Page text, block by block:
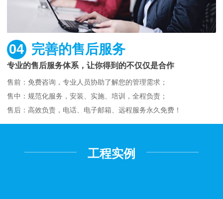
04 完善的售后服务
专业的售后服务体系，让你得到的不仅仅是合作
售前：免费咨询，专业人员协助了解您的管理需求；
售中：规范化服务，安装、实施、培训，全程负责；
售后：高效负责，电话、电子邮箱、远程服务永久免费！
工程实例